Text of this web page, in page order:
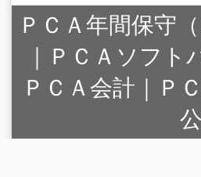
ＰＣＡ年間保守
｜
ＰＣＡソフト
ＰＣＡ会計｜Ｐ